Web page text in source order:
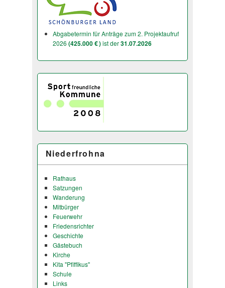
Abgabetermin für Anträge zum 2. Projektaufruf
2026 (425.000 € )ist der31.07.2026
Niederfrohna
Rathaus
Satzungen
Wanderung
Mitbürger
Feuerwehr
Friedensrichter
Geschichte
Gästebuch
Kirche
Kita "Pfiffikus"
Schule
Links